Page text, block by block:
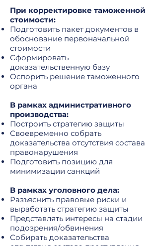
При корректировке таможенной
стоимости:
Подготовить пакет документов в
обоснование первоначальной
стоимости
Сформировать
доказательственную базу
Оспорить решение таможенного
органа
В рамках административного
производства:
Построить стратегию защиты
Своевременно собрать
доказательства отсутствия состава
правонарушения
Подготовить позицию для
минимизации санкций
В рамках уголовного дела:
Разъяснить правовые риски и
выработать стратегию защиты
Представлять интересы на стадии
подозрения/обвинения
Собирать доказательства